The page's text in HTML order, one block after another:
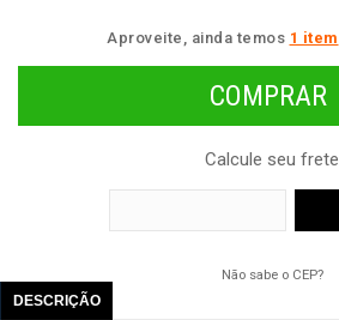
Aproveite, ainda temos 1 item
Calcule seu frete
Não sabe o CEP?
DESCRIÇÃO